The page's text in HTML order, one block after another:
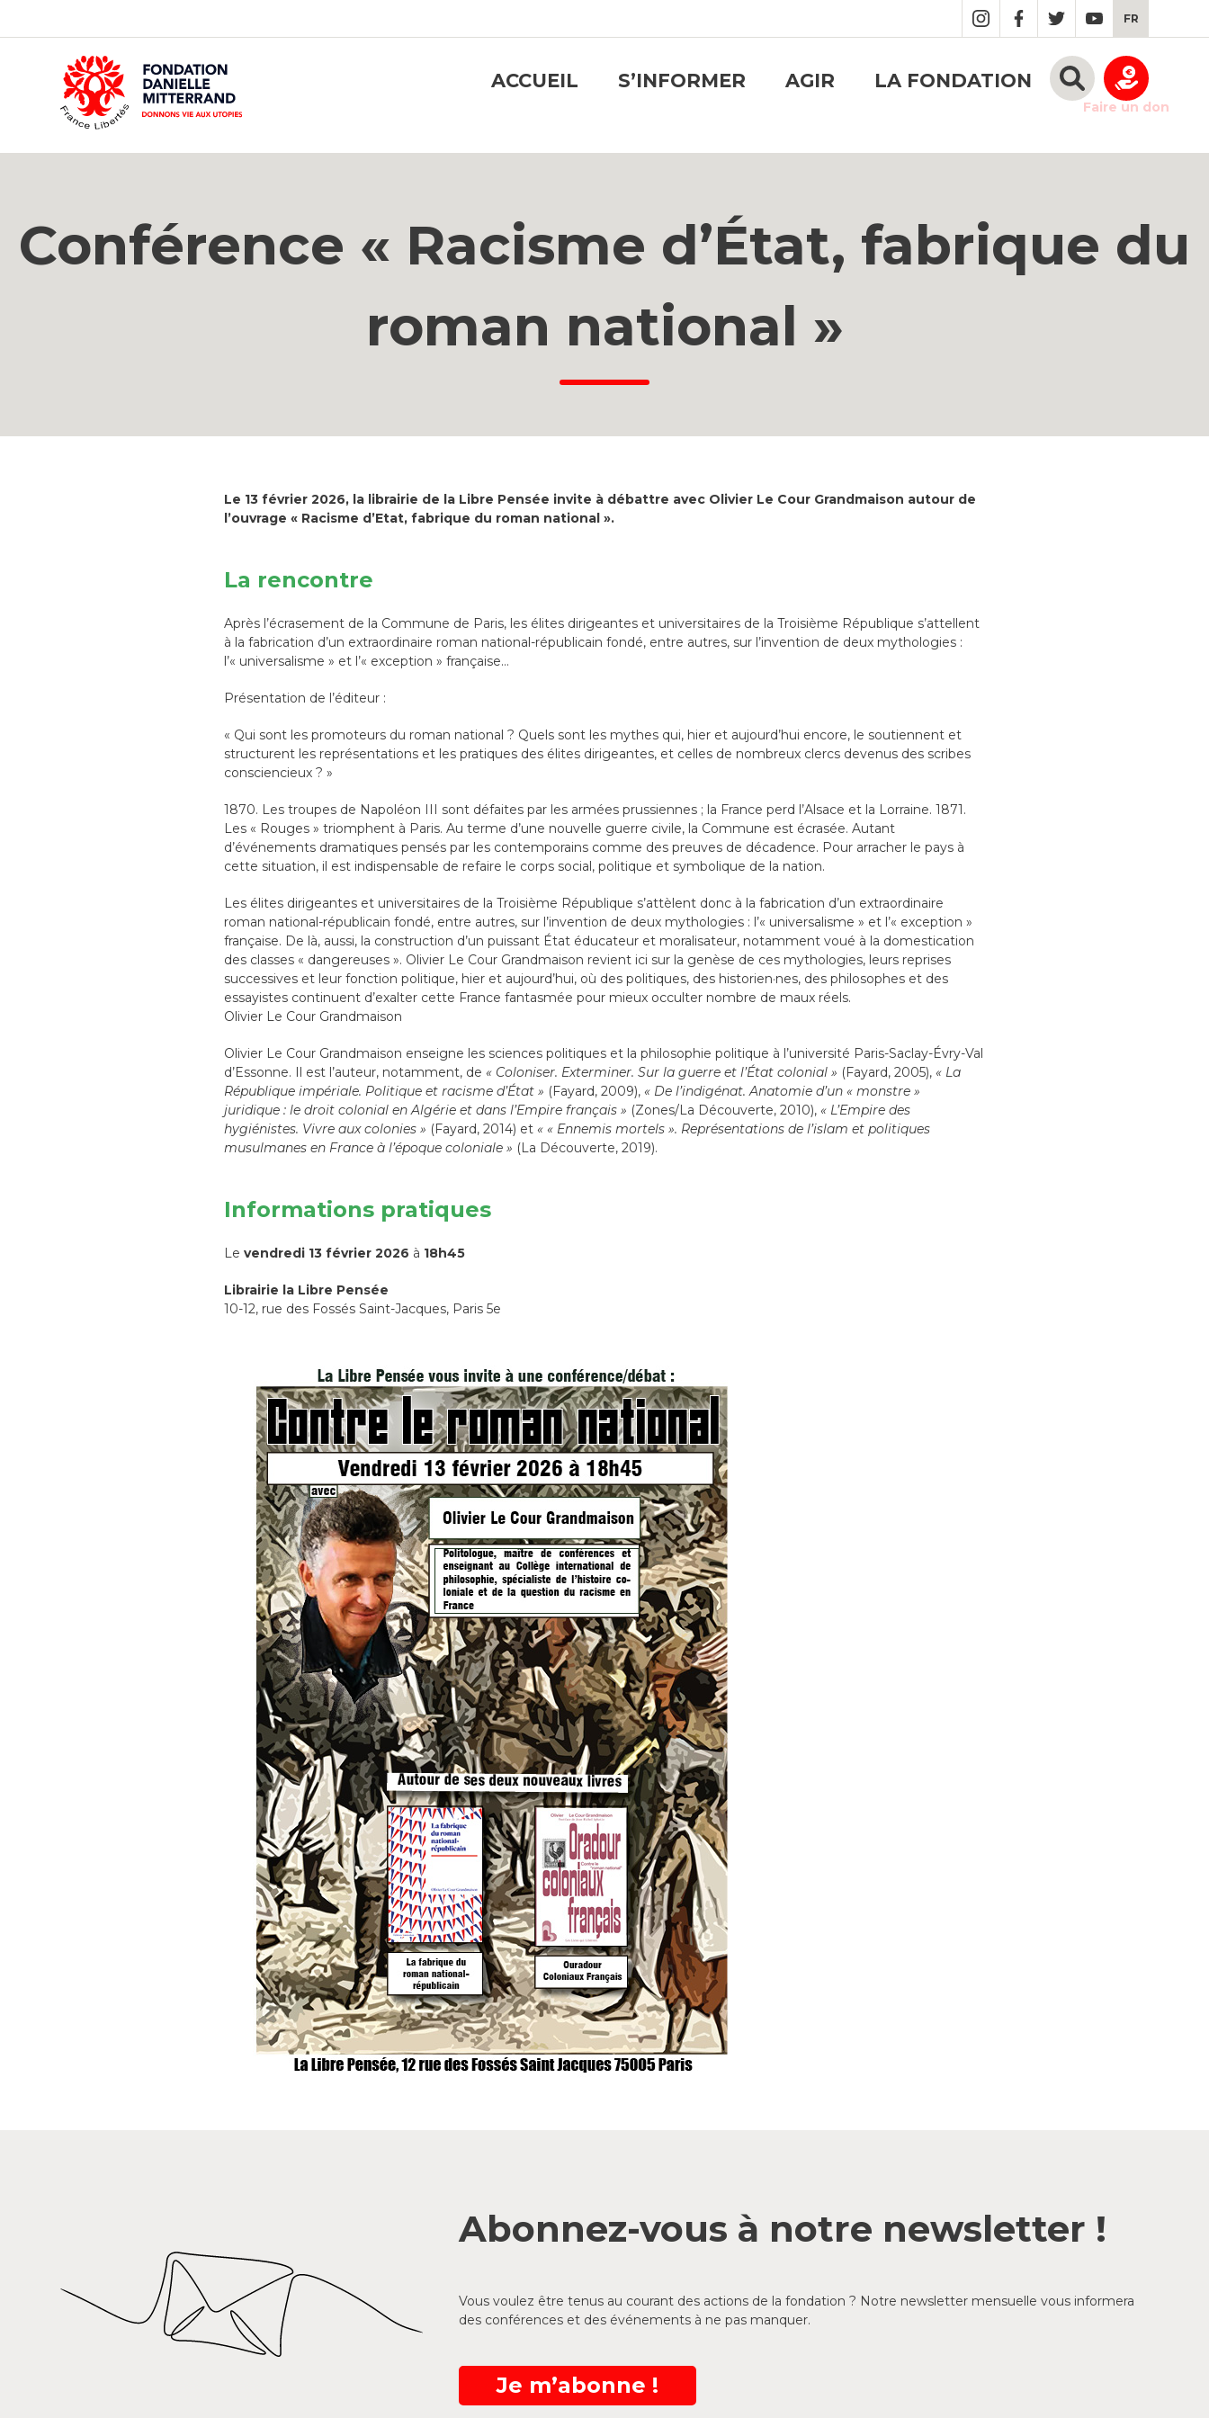
CONTENT
FR
ACCUEIL S’INFORMER AGIR LA FONDATION
Faire un don
Conférence « Racisme d’État, fabrique du
roman national »
Le 13 février 2026, la librairie de la Libre Pensée invite à débattre avec Olivier Le Cour Grandmaison autour de
l’ouvrage « Racisme d’Etat, fabrique du roman national ».
La rencontre
Après l’écrasement de la Commune de Paris, les élites dirigeantes et universitaires de la Troisième République s’attellent
à la fabrication d’un extraordinaire roman national-républicain fondé, entre autres, sur l’invention de deux mythologies :
l’« universalisme » et l’« exception » française…
Présentation de l’éditeur :
« Qui sont les promoteurs du roman national ? Quels sont les mythes qui, hier et aujourd’hui encore, le soutiennent et
structurent les représentations et les pratiques des élites dirigeantes, et celles de nombreux clercs devenus des scribes
consciencieux ? »
1870. Les troupes de Napoléon III sont défaites par les armées prussiennes ; la France perd l’Alsace et la Lorraine. 1871.
Les « Rouges » triomphent à Paris. Au terme d’une nouvelle guerre civile, la Commune est écrasée. Autant
d’événements dramatiques pensés par les contemporains comme des preuves de décadence. Pour arracher le pays à
cette situation, il est indispensable de refaire le corps social, politique et symbolique de la nation.
Les élites dirigeantes et universitaires de la Troisième République s’attèlent donc à la fabrication d’un extraordinaire
roman national-républicain fondé, entre autres, sur l’invention de deux mythologies : l’« universalisme » et l’« exception »
française. De là, aussi, la construction d’un puissant État éducateur et moralisateur, notamment voué à la domestication
des classes « dangereuses ». Olivier Le Cour Grandmaison revient ici sur la genèse de ces mythologies, leurs reprises
successives et leur fonction politique, hier et aujourd’hui, où des politiques, des historien·nes, des philosophes et des
essayistes continuent d’exalter cette France fantasmée pour mieux occulter nombre de maux réels.
Olivier Le Cour Grandmaison
Olivier Le Cour Grandmaison enseigne les sciences politiques et la philosophie politique à l’université Paris-Saclay-Évry-Val
d’Essonne. Il est l’auteur, notamment, de « Coloniser. Exterminer. Sur la guerre et l’État colonial » (Fayard, 2005), « La
République impériale. Politique et racisme d’État » (Fayard, 2009), « De l’indigénat. Anatomie d’un « monstre »
juridique : le droit colonial en Algérie et dans l’Empire français » (Zones/La Découverte, 2010), « L’Empire des
hygiénistes. Vivre aux colonies » (Fayard, 2014) et « « Ennemis mortels ». Représentations de l’islam et politiques
musulmanes en France à l’époque coloniale » (La Découverte, 2019).
Informations pratiques
Le vendredi 13 février 2026 à 18h45
Librairie la Libre Pensée
10-12, rue des Fossés Saint-Jacques, Paris 5e
Abonnez-vous à notre newsletter !
Vous voulez être tenus au courant des actions de la fondation ? Notre newsletter mensuelle vous informera
des conférences et des événements à ne pas manquer.
Je m’abonne !